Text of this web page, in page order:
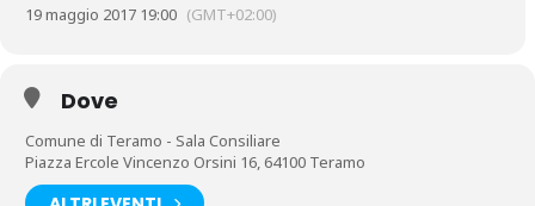
19 maggio 2017 19:00 (GMT+02:00)
Dove
Comune di Teramo - Sala Consiliare
Piazza Ercole Vincenzo Orsini 16, 64100 Teramo